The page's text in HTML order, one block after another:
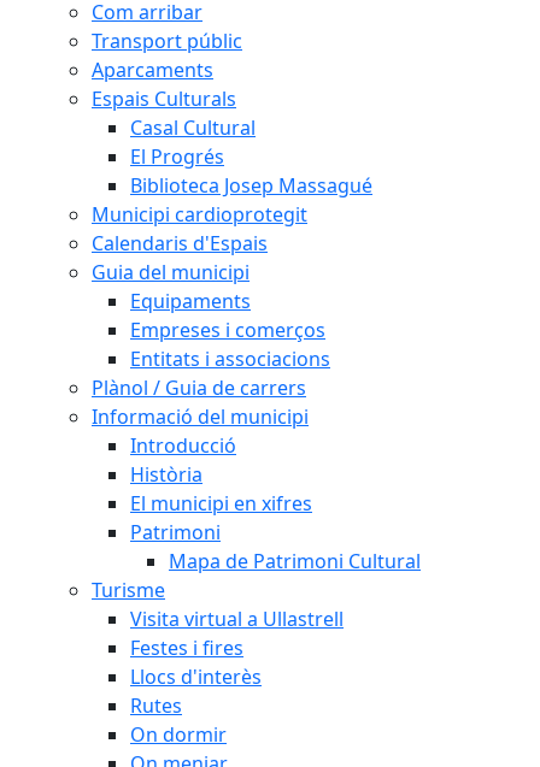
Com arribar
Transport públic
Aparcaments
Espais Culturals
Casal Cultural
El Progrés
Biblioteca Josep Massagué
Municipi cardioprotegit
Calendaris d'Espais
Guia del municipi
Equipaments
Empreses i comerços
Entitats i associacions
Plànol / Guia de carrers
Informació del municipi
Introducció
Història
El municipi en xifres
Patrimoni
Mapa de Patrimoni Cultural
Turisme
Visita virtual a Ullastrell
Festes i fires
Llocs d'interès
Rutes
On dormir